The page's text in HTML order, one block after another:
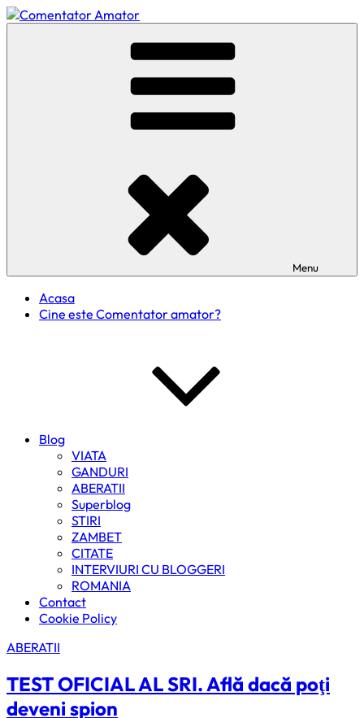
Skip
to
Menu
Acasa
Cine este Comentator amator?
Blog
VIATA
GANDURI
ABERATII
Superblog
STIRI
ZAMBET
CITATE
INTERVIURI CU BLOGGERI
ROMANIA
Contact
Cookie Policy
ABERATII
TEST OFICIAL AL SRI. Află dacă poţi
deveni spion